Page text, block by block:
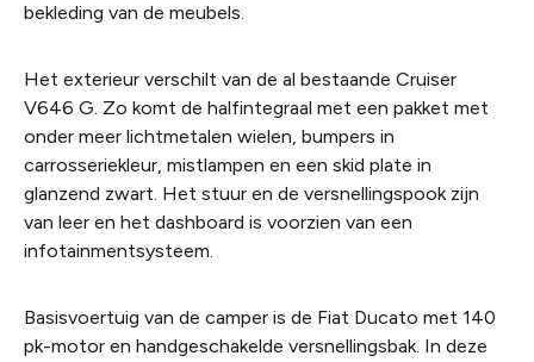
bekleding van de meubels.
Het exterieur verschilt van de al bestaande Cruiser
V646 G. Zo komt de halfintegraal met een pakket met
onder meer lichtmetalen wielen, bumpers in
carrosseriekleur, mistlampen en een skid plate in
glanzend zwart. Het stuur en de versnellingspook zijn
van leer en het dashboard is voorzien van een
infotainmentsysteem.
Basisvoertuig van de camper is de Fiat Ducato met 140
pk-motor en handgeschakelde versnellingsbak. In deze